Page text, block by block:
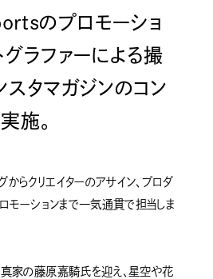
のプロモーショ
グラファーによる撮
スタマガジンのコン
施。
らクリエイターのアサイン、プロダ
モーションまで一気通貫で担当しま
真家の藤原嘉騎氏を迎え、星空や花